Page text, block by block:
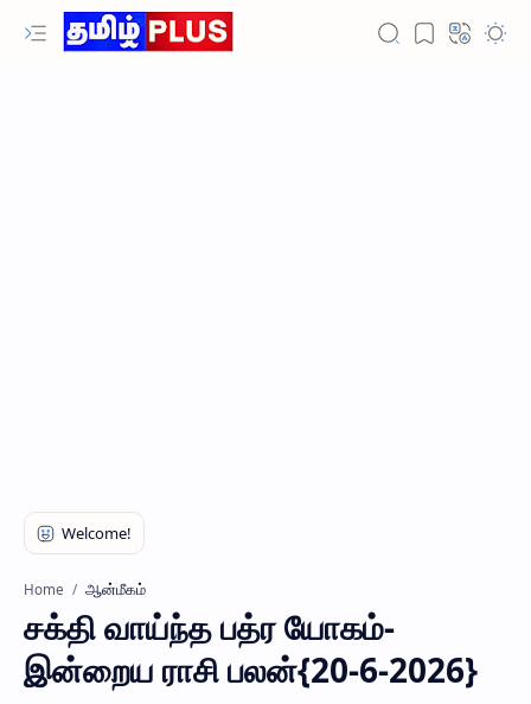
Home ஆன்மீகம்
சக்தி வாய்ந்த பத்ர யோகம்-
இன்றைய ராசி பலன்{20-6-2026}